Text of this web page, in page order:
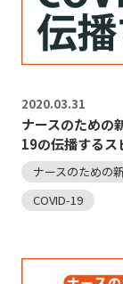
2020.03.31
ナースのための
19の伝播するス
ナースのための
COVID-19